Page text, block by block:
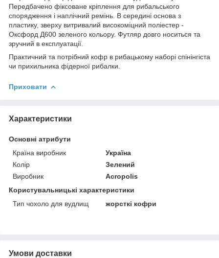
Передбачено фіксоване кріплення для рибальського
спорядження і наплічний ремінь. В середині основа з
пластику, зверху витривалий високоміцний поліестер -
Оксфорд Д600 зеленого кольору. Футляр довго носиться та
зручний в експлуатації.
Практичний та потрібний кофр в рибацькому наборі спінінгіста
чи прихильника фідерної рибалки.
Приховати
Характеристики
Основні атрибути
Країна виробник
Україна
Колір
Зелений
Виробник
Acropolis
Користувальницькі характеристики
Тип чохоло для вудлищ
жорсткі кофри
Умови доставки